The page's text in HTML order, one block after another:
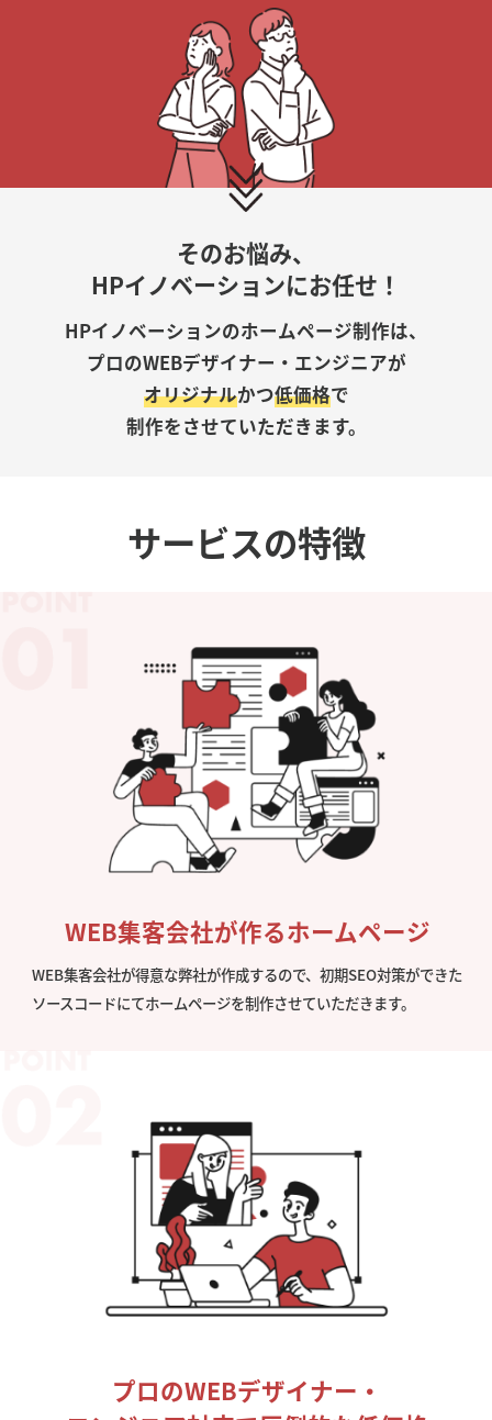
そのお悩み、
HPイノベーションにお任せ！
HPイノベーションのホームページ制作は、
プロのWEBデザイナー・エンジニアが
オリジナルかつ低価格で
制作をさせていただきます。
サービスの特徴
WEB集客会社が作るホームページ
WEB集客会社が得意な弊社が作成するので、初期SEO対策ができた
ソースコードにてホームページを制作させていただきます。
プロのWEBデザイナー・